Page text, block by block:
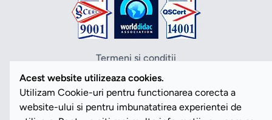
Termeni si conditii
Politica de confidentialitate
Politica cookies
ANPC
SOL
Acest website utilizeaza cookies.
Utilizam Cookie-uri pentru functionarea corecta a
website-ului si pentru imbunatatirea experientei de